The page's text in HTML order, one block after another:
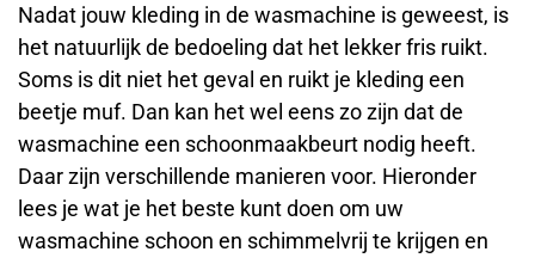
Nadat jouw kleding in de wasmachine is geweest, is
het natuurlijk de bedoeling dat het lekker fris ruikt.
Soms is dit niet het geval en ruikt je kleding een
beetje muf. Dan kan het wel eens zo zijn dat de
wasmachine een schoonmaakbeurt nodig heeft.
Daar zijn verschillende manieren voor. Hieronder
lees je wat je het beste kunt doen om uw
wasmachine schoon en schimmelvrij te krijgen en